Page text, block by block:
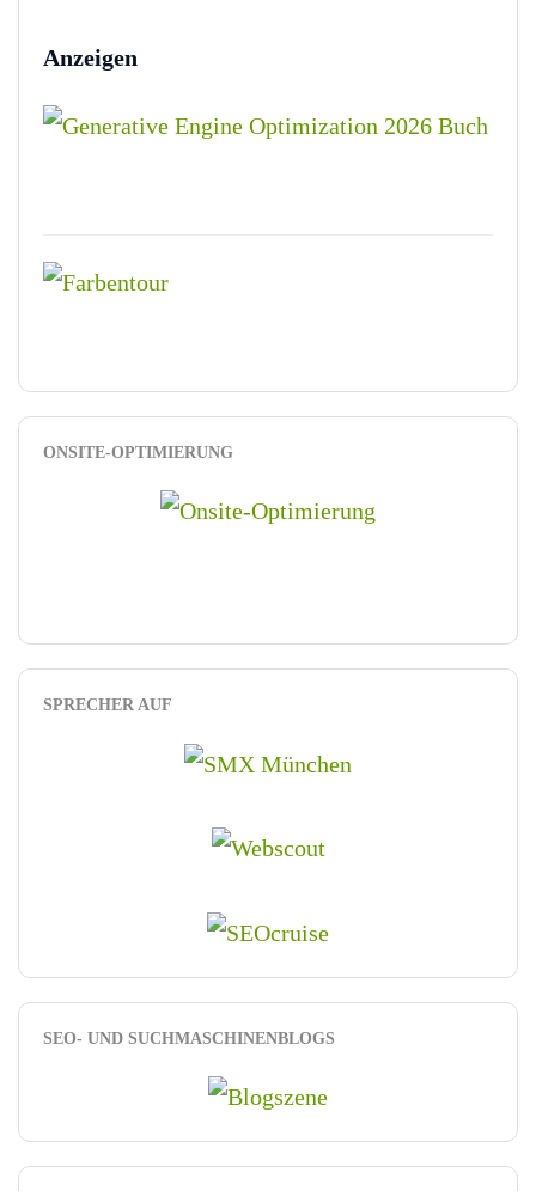
Anzeigen
ONSITE-OPTIMIERUNG
SPRECHER AUF
SEO- UND SUCHMASCHINENBLOGS